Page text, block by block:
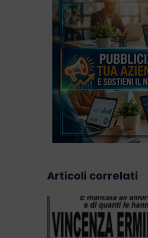
Articoli correlati